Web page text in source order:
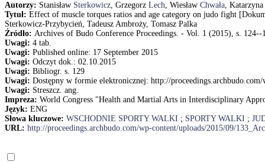
Autorzy: Stanisław Sterkowicz, Grzegorz Lech, Wiesław Chwała, Katarzyna
Tytuł: Effect of muscle torques ratios and age category on judo fight
Sterkowicz-Przybycień, Tadeusz Ambroży, Tomasz Palka
Źródło: Archives of Budo Conference Proceedings. - Vol. 1 (2015), s. 124--
Uwagi: 4 tab.
Uwagi: Published online: 17 September 2015
Uwagi: Odczyt dok.: 02.10.2015
Uwagi: Bibliogr. s. 129
Uwagi: Dostępny w formie elektronicznej: http://
Uwagi: Streszcz. ang.
Impreza: World Congress "Health and Martial Arts in Interdisciplinary
Język: ENG
Słowa kluczowe: WSCHODNIE SPORTY WALKI ; SPORTY WALKI ;
URL: http://proceedings.archbudo.com/wp-content/uploads/2015/09/